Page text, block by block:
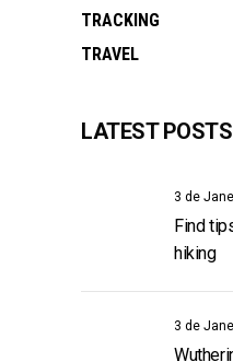
TRACKING
TRAVEL
LATEST POSTS
3 de
Find
hiking
3 de